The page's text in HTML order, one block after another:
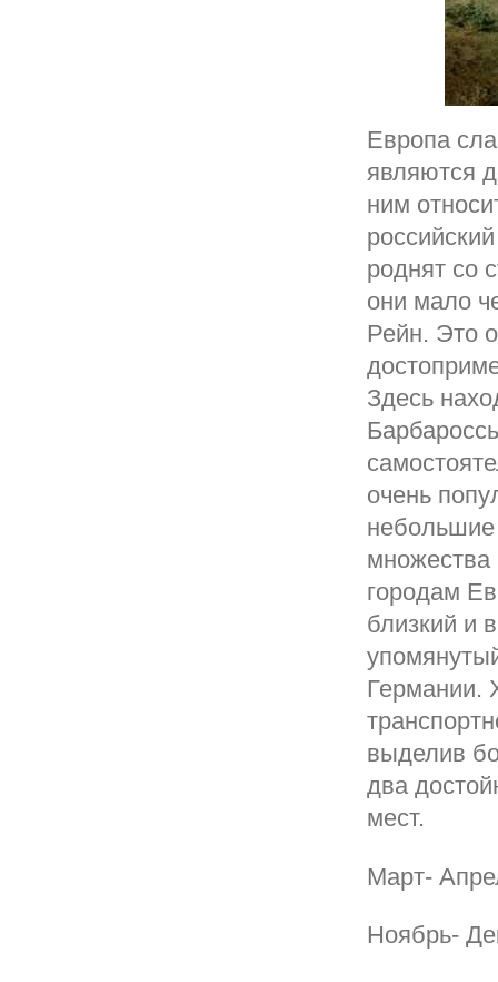
Европа
являются
ним
роднят со
они мало
Рейн. Это
Здесь
очень
небольшие
множества
городам
близкий и
Германии.
выделив
два
мест.
Март-
Ноябрь-